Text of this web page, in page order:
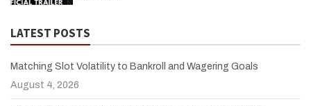
LATEST POSTS
Matching Slot Volatility to Bankroll and Wagering Goals
August 4, 2026